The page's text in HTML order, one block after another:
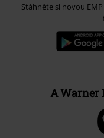
Stáhněte si novou
A Warner